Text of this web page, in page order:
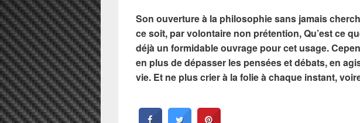
Son ouverture à la philosophie sans jamais
ce soit, par volontaire non prétention, Qu’est ce
déjà un formidable ouvrage pour cet usage.
en plus de dépasser les pensées et débats, en
vie. Et ne plus crier à la folie à chaque instant,